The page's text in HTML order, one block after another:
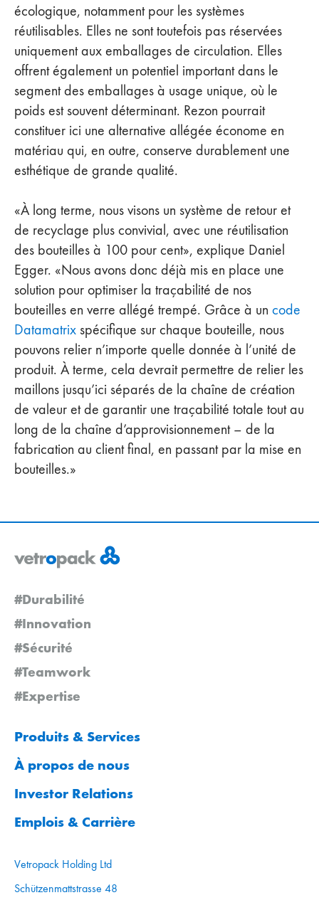
écologique, notamment pour les systèmes
réutilisables. Elles ne sont toutefois pas réservées
uniquement aux emballages de circulation. Elles
offrent également un potentiel important dans le
segment des emballages à usage unique, où le
poids est souvent déterminant. Rezon pourrait
constituer ici une alternative allégée économe en
matériau qui, en outre, conserve durablement une
esthétique de grande qualité.
«À long terme, nous visons un système de retour et
de recyclage plus convivial, avec une réutilisation
des bouteilles à 100 pour cent», explique Daniel
Egger. «Nous avons donc déjà mis en place une
solution pour optimiser la traçabilité de nos
bouteilles en verre allégé trempé. Grâce à un code
Datamatrix spécifique sur chaque bouteille, nous
pouvons relier n’importe quelle donnée à l’unité de
produit. À terme, cela devrait permettre de relier les
maillons jusqu’ici séparés de la chaîne de création
de valeur et de garantir une traçabilité totale tout au
long de la chaîne d’approvisionnement – de la
fabrication au client final, en passant par la mise en
bouteilles.»
#Durabilité
#Innovation
#Sécurité
#Teamwork
#Expertise
Produits & Services
À propos de nous
Investor Relations
Emplois & Carrière
Vetropack Holding Ltd
Schützenmattstrasse 48